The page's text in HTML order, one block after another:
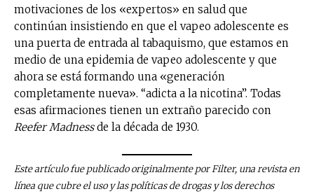
Suscríbete a nuestro boletín diario y
recibe todas las noticias del vapeo y la
reducción de daños en tu correo
electrónico.
Subscribe to our daily clipping and
receive all the news of vaping and
tobacco harm reduction in your email.
motivaciones de los «expertos» en salud que
continúan insistiendo en que el vapeo adolescente es
una puerta de entrada al tabaquismo, que estamos en
medio de una epidemia de vapeo adolescente y que
ahora se está formando una «generación
completamente nueva». “adicta a la nicotina”. Todas
esas afirmaciones tienen un extraño parecido con
Reefer Madnessde la década de 1930.
Este artículo fue publicado originalmente por Filter, una revista en
línea que cubre el uso y las políticas de drogas y los derechos